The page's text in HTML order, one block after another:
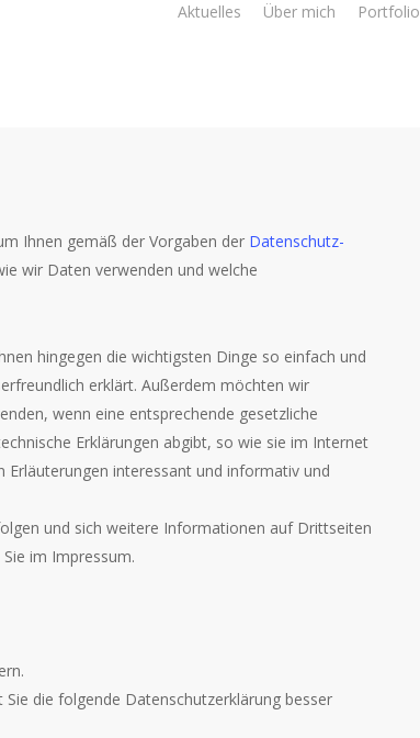
Aktuelles Über mich Portfolio
Ihnen gemäß der Vorgaben der Datenschutz-
wir Daten verwenden und welche
hingegen die wichtigsten Dinge so einfach und
erklärt. Außerdem möchten wir
wenn eine entsprechende gesetzliche
Erklärungen abgibt, so wie sie im Internet
interessant und informativ und
und sich weitere Informationen auf Drittseiten
im Impressum.
die folgende Datenschutzerklärung besser